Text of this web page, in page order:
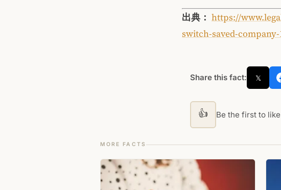
出典： https://
switch-saved-
Share this fact: 𝕏
👍 Be the first to
MORE FACTS